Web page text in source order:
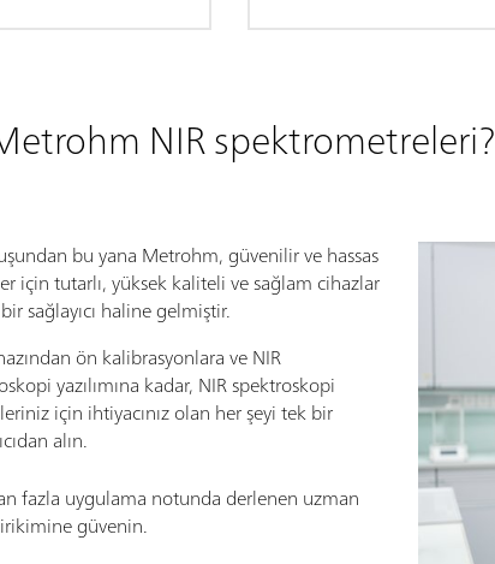
NIR spektrometreleri?
bu yana Metrohm, güvenilir ve hassas
için tutarlı, yüksek kaliteli ve sağlam cihazlar
sağlayıcı haline gelmiştir.
ön kalibrasyonlara ve NIR
yazılımına kadar, NIR spektroskopi
için ihtiyacınız olan her şeyi tek bir
alın.
fazla uygulama notunda derlenen uzman
güvenin.